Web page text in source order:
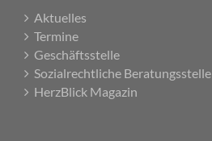
Aktuelles
Termine
Geschäftsstelle
Sozialrechtliche Beratungsstelle
HerzBlick Magazin